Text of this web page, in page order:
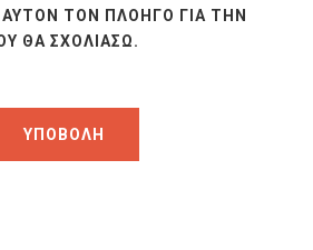
ΤΟΝ ΠΛΟΗΓΌ ΓΙΑ ΤΗΝ
ΘΑ ΣΧΟΛΙΆΣΩ.